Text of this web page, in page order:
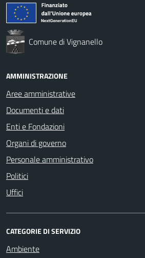
Comune di Vignanello
AMMINISTRAZIONE
Aree amministrative
Documenti e dati
Enti e Fondazioni
Organi di governo
Personale amministrativo
Politici
Uffici
CATEGORIE DI SERVIZIO
Ambiente